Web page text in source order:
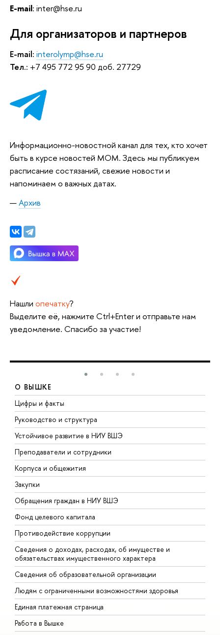
E-mail: inter@hse.ru
Для организаторов и партнеров
E-mail: interolymp@hse.ru
Тел.: +7 495 772 95 90 доб. 27729
Информационно-новостной канал для тех, кто хочет
быть в курсе новостей МОМ. Здесь мы публикуем
расписание состязаний, свежие новости и
напоминаем о важных датах.
Архив
Нашли опечатку?
Выделите её, нажмите Ctrl+Enter и отправьте нам
уведомление. Спасибо за участие!
О ВЫШКЕ
Цифры и факты
Руководство и структура
Устойчивое развитие в НИУ ВШЭ
Преподаватели и сотрудники
Корпуса и общежития
Закупки
Обращения граждан в НИУ ВШЭ
Фонд целевого капитала
Противодействие коррупции
Сведения о доходах, расходах, об имуществе и
обязательствах имущественного характера
Сведения об образовательной организации
Людям с ограниченными возможностями здоровья
Единая платежная страница
Работа в Вышке